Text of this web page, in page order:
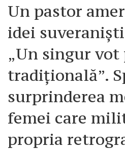
Un pastor
idei
„Un singur
tradițională”.
surprinderea
femei care
propria